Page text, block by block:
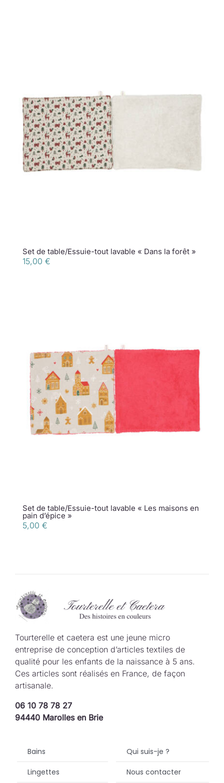
Set de table/Essuie-tout lavable « Dans la forêt »
15,00 €
Set de table/Essuie-tout lavable « Les maisons en
pain d’épice »
5,00 €
Tourterelle et caetera est une jeune micro
entreprise de conception d’articles textiles de
qualité pour les enfants de la naissance à 5 ans.
Ces articles sont réalisés en France, de façon
artisanale.
06 10 78 78 27
94440 Marolles en Brie
Bains
Lingettes
Qui suis-je ?
Nous contacter